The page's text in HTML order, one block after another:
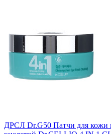
ДРСЛ Dr.G50 Патчи для кожи